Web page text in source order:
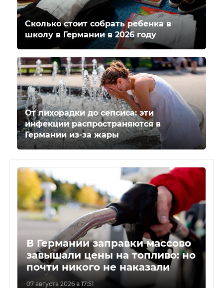
Сколько стоит собрать ребенка в
школу в Германии в 2026 году
От лихорадки до сепсиса: эти
инфекции распространяются в
Германии из-за жары
В Германии заправки массово
завышали цены на топливо: но
почти никого не наказали
07 августа 2026 в 17:51